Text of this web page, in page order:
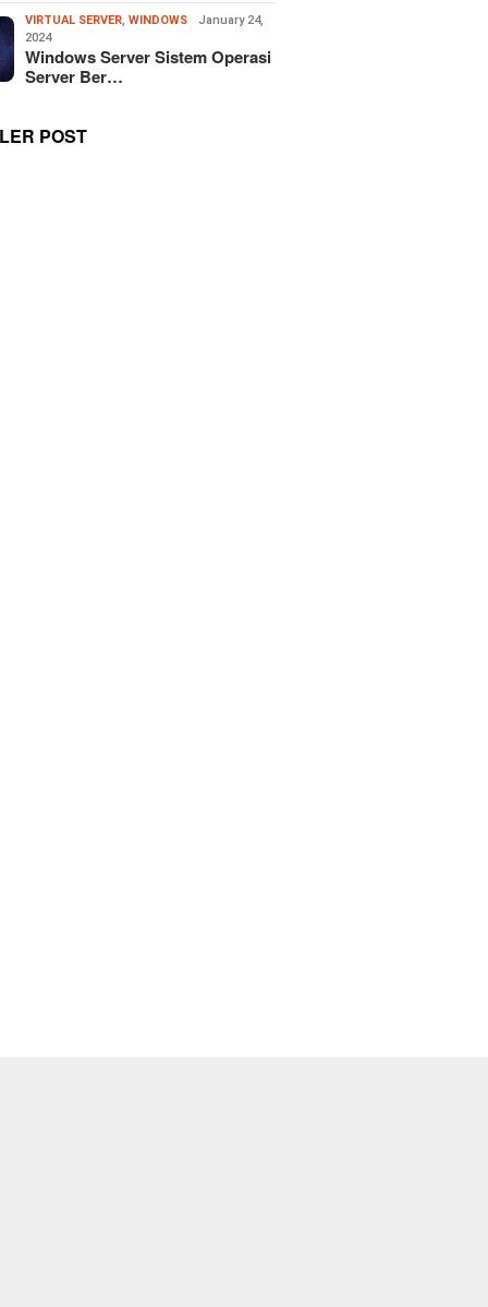
VIRTUAL SERVER,WINDOWS
January 24,
2024
Windows Server Sistem Operasi
Server Ber…
POST